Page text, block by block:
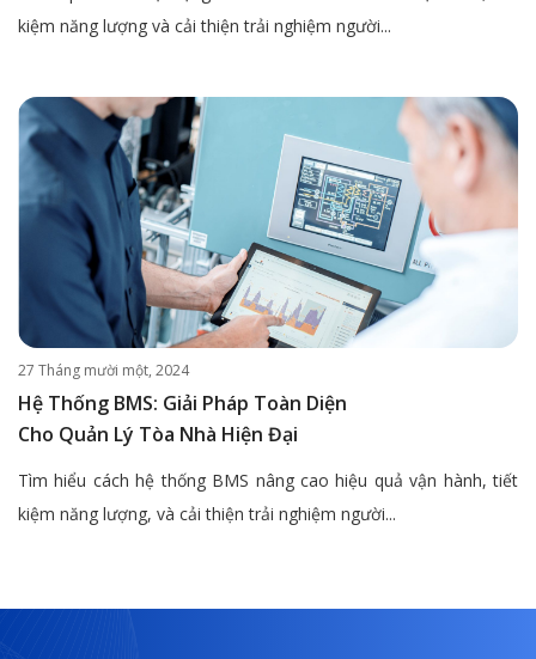
kiệm năng lượng và cải thiện trải nghiệm người...
27 Tháng mười một, 2024
Hệ Thống BMS: Giải Pháp Toàn Diện
Cho Quản Lý Tòa Nhà Hiện Đại
Tìm hiểu cách hệ thống BMS nâng cao hiệu quả vận hành, tiết
kiệm năng lượng, và cải thiện trải nghiệm người...